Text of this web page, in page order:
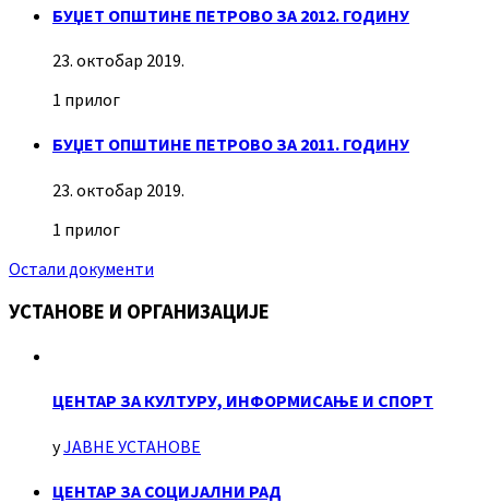
БУЏЕТ ОПШТИНЕ ПЕТРОВО ЗА 2012. ГОДИНУ
23. октобар 2019.
1 прилог
БУЏЕТ ОПШТИНЕ ПЕТРОВО ЗА 2011. ГОДИНУ
23. октобар 2019.
1 прилог
Остали документи
УСТАНОВЕ И ОРГАНИЗАЦИЈЕ
ЦЕНТАР ЗА КУЛТУРУ, ИНФОРМИСАЊЕ И СПОРТ
уЈАВНЕ УСТАНОВЕ
ЦЕНТАР ЗА СОЦИЈАЛНИ РАД